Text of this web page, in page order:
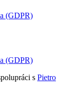
(GDPR)
(GDPR)
s Pietro